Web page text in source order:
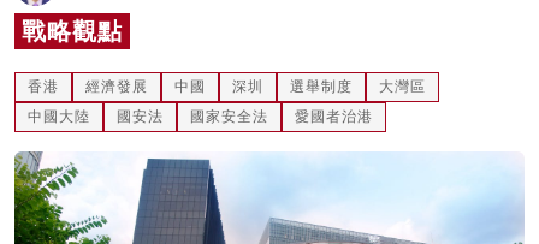
灼見活動
關於我們
戰略觀點
香港 經濟發展 中國 深圳 選舉制度
大灣區
中國大陸
國安法 國家安全法 愛國者治港